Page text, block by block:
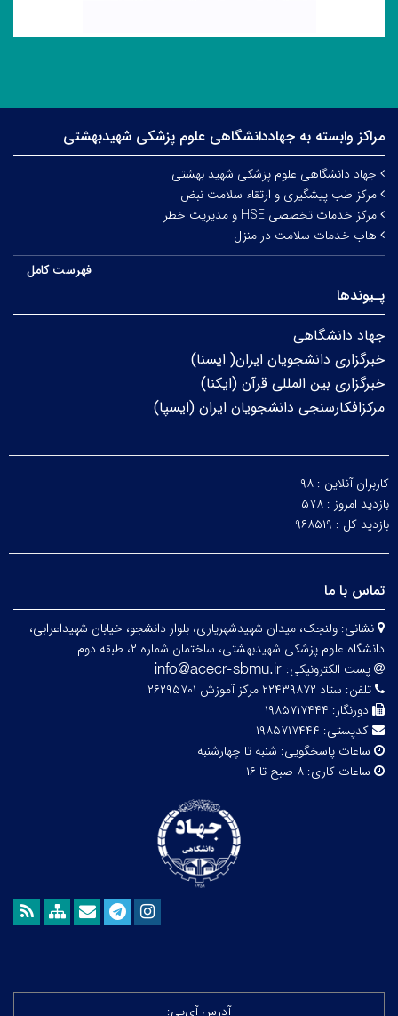
خبرگزاری داشجویان ایران (ایسنا)
مراکز وابسته به جهاددانشگاهی علوم‌ پزشکی شهیدبهشتی
جهاد دانشگاهی علوم پزشکی شهید بهشتی
مرکز طب پیشگیری و ارتقاء سلامت نبض
مرکز خدمات تخصصی HSE و مدیریت خطر
هاب خدمات سلامت در منزل
فهرست کامل
پـیوندها
جهاد دانشگاهی
خبرگزاری دانشجویان ایران( ایسنا)
خبرگزاری بین المللی قرآن (ایکنا)
مرکزافکارسنجی دانشجویان ایران (ایسپا)
کاربران آنلاین : ۹۸
بازدید امروز : ۵۷۸
بازدید کل : ۹۶۸۵۱۹
تماس با ما
نشانی: ولنجک، میدان شهیدشهریاری، بلوار دانشجو، خیابان شهیداعرابی،
دانشگاه علوم پزشکی شهیدبهشتی، ساختمان شماره ۲، طبقه دوم
پست الکترونیکی:
تلفن: ستاد ۲۲۴۳۹۸۷۲ مرکز آموزش ۲۶۲۹۵۷۰۱
دورنگار: ۱۹۸۵۷۱۷۴۴۴
کدپستی: ۱۹۸۵۷۱۷۴۴۴
ساعات پاسخگویی: شنبه تا چهارشنبه
ساعات کاری: ۸ صبح تا ۱۶
آدرس آی‌پی: